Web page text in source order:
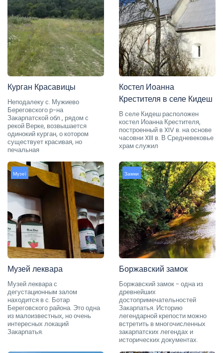
Курган Красавицы
Неподалеку с. Мужиево
Береговского р-на
Закарпатской обл., рядом с
рекой Верке, возвышается
одинокий курган, о котором
существует красивая, но
печальная
Костел Иоанна
Крестителя в селе Кидеш
В селе Кидеш расположен
костел Иоанна Крестителя,
построенный в XIV в. на основе
часовни XIII в. В Средневековье
храм служил
Музеї
Музей леквара
Музей леквара с
дегустационным залом
находится в с. Ботар
Береговского района. Это одна
из малоизвестных, но очень
интересных локаций
Закарпатья.
Замки
Боржавский замок
Боржавский замок - одна из
древнейших
достопримечательностей
Закарпатья. Историю
легендарной крепости можно
встретить в многочисленных
закарпатских легендах и
исторических документах.